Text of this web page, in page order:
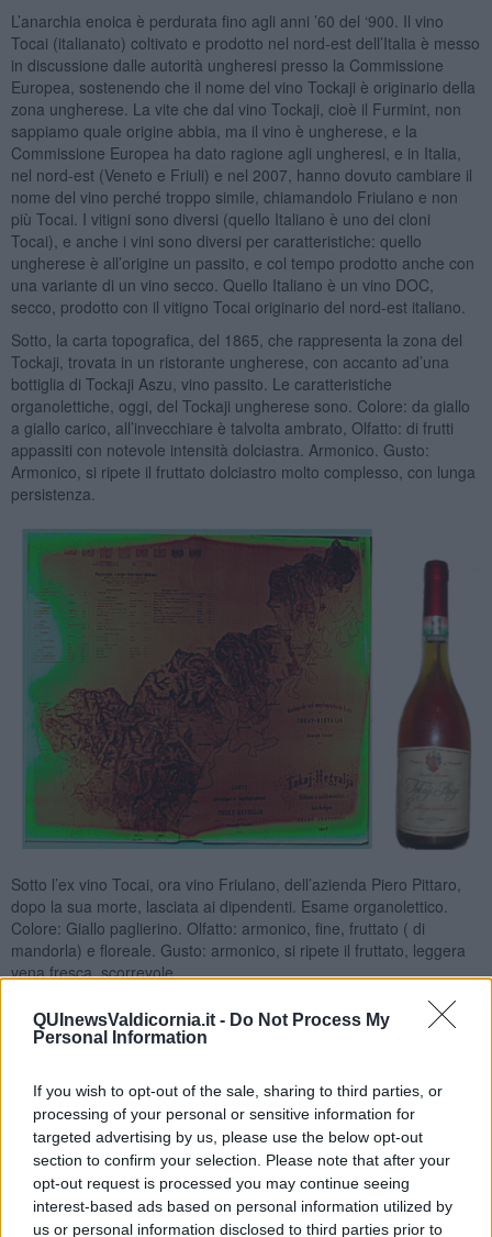
QUInewsValdicornia.it - Do Not Process My
Personal Information
If you wish to opt-out of the sale, sharing to third parties, or
processing of your personal or sensitive information for
targeted advertising by us, please use the below opt-out
section to confirm your selection. Please note that after your
opt-out request is processed you may continue seeing
interest-based ads based on personal information utilized by
us or personal information disclosed to third parties prior to
L’anarchia enoica è perdurata fino agli anni ’60 del ‘900. Il vino
Tocai (italianato) coltivato e prodotto nel nord-est dell’Italia è messo
in discussione dalle autorità ungheresi presso la Commissione
Europea, sostenendo che il nome del vino Tockaji è originario della
zona ungherese. La vite che dal vino Tockaji, cioè il Furmint, non
sappiamo quale origine abbia, ma il vino è ungherese, e la
Commissione Europea ha dato ragione agli ungheresi, e in Italia,
nel nord-est (Veneto e Friuli) e nel 2007, hanno dovuto cambiare il
nome del vino perché troppo simile, chiamandolo Friulano e non
più Tocai. I vitigni sono diversi (quello Italiano è uno dei cloni
Tocai), e anche i vini sono diversi per caratteristiche: quello
ungherese è all’origine un passito, e col tempo prodotto anche con
una variante di un vino secco. Quello Italiano è un vino DOC,
secco, prodotto con il vitigno Tocai originario del nord-est italiano.
Sotto, la carta topografica, del 1865, che rappresenta la zona del
Tockaji, trovata in un ristorante ungherese, con accanto ad’una
bottiglia di Tockaji Aszu, vino passito. Le caratteristiche
organolettiche, oggi, del Tockaji ungherese sono. Colore: da giallo
a giallo carico, all’invecchiare è talvolta ambrato, Olfatto: di frutti
appassiti con notevole intensità dolciastra. Armonico. Gusto:
Armonico, si ripete il fruttato dolciastro molto complesso, con lunga
persistenza.
Sotto l’ex vino Tocai, ora vino Friulano, dell’azienda Piero Pittaro,
dopo la sua morte, lasciata ai dipendenti. Esame organolettico.
Colore: Giallo paglierino. Olfatto: armonico, fine, fruttato ( di
mandorla) e floreale. Gusto: armonico, si ripete il fruttato, leggera
vena fresca, scorrevole.